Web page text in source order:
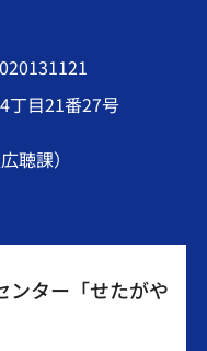
丁目21番27号
聴課）
ンター「せたがや